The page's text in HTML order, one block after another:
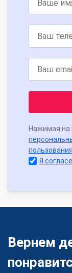
Нажимая на
Я
Вернем